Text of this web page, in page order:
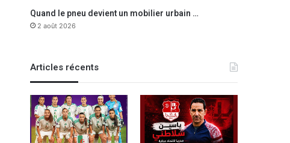
Quand le pneu devient un mobilier urbain …
2 août 2026
Articles récents